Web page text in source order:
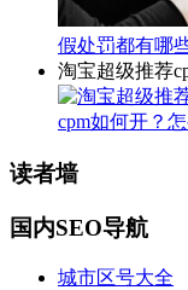
假处罚都有哪
淘宝超级推荐
cpm如何开？
读者墙
国内SEO导航
城市区号大全